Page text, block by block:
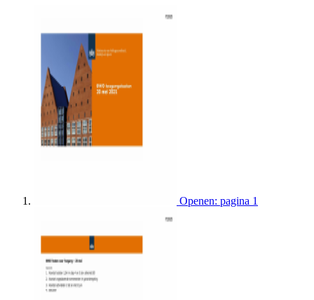
Openen: pagina 1